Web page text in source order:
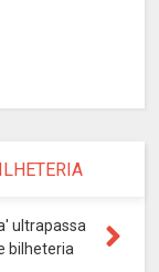
ultrapassa
bilheteria